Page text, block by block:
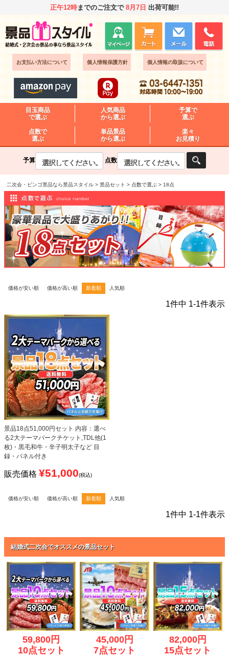
正午12時までのご注文で 8月7日 出荷可能!!
お支払い方法について 個人情報保護方針 個人情報の取扱について
目玉商品
で選ぶ
人気商品
から選ぶ
予算で
選ぶ
点数で
選ぶ
単品景品
から選ぶ
楽々
お見積り
予算 点数
二次会・ビンゴ景品なら景品スタイル 景品セット 点数で選ぶ 18点
価格が安い順 価格が高い順 新着順 人気順
1件中 1-1件表示
景品18点51,000円セット 内容：選べ
る2大テーマパークチケット,TDL他(1
枚)・黒毛和牛・辛子明太子など 目
録・パネル付き
販売価格 ¥51,000 税込
価格が安い順 価格が高い順 新着順 人気順
1件中 1-1件表示
結婚式二次会でオススメの景品セット
59,800円
10点セット
45,000円
7点セット
82,000円
15点セット